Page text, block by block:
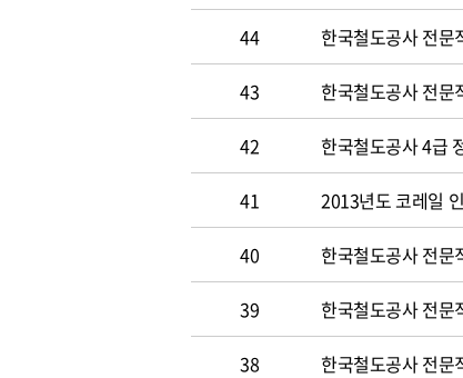
44 한국철도공사 전문
43 한국철도공사 전문
42 한국철도공사 4급
41 2013년도 코레일
40 한국철도공사 전문
39 한국철도공사 전문
38 한국철도공사 전문